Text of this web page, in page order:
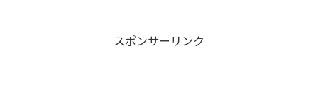
スポンサーリンク